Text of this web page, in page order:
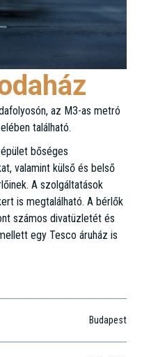
az M3-as metró
található.
bőséges
valamint külső és belső
A szolgáltatások
is megtalálható. A bérlők
számos divatüzletét és
egy Tesco áruház is
Budapest